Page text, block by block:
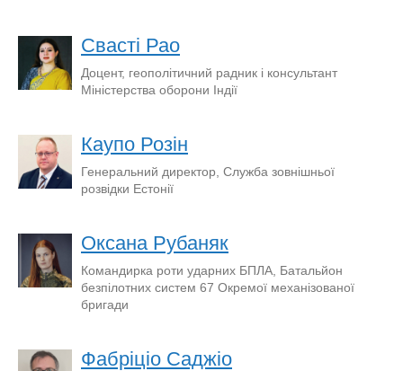
Свасті Рао
Доцент, геополітичний радник і консультант
Міністерства оборони Індії
Каупо Розін
Генеральний директор, Служба зовнішньої
розвідки Естонії
Оксана Рубаняк
Командирка роти ударних БПЛА, Батальйон
безпілотних систем 67 Окремої механізованої
бригади
Фабріціо Саджіо